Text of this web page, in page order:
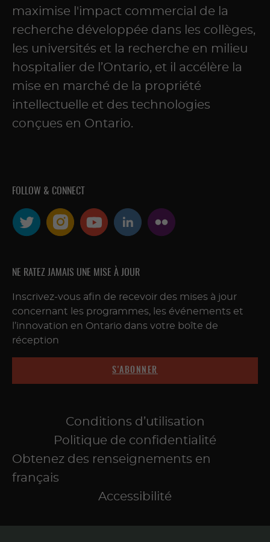
maximise l'impact commercial de la
recherche développée dans les collèges,
les universités et la recherche en milieu
hospitalier de l’Ontario, et il accélère la
mise en marché de la propriété
intellectuelle et des technologies
conçues en Ontario.
FOLLOW & CONNECT
NE RATEZ JAMAIS UNE MISE À JOUR
Inscrivez-vous afin de recevoir des mises à jour
concernant les programmes, les événements et
l’innovation en Ontario dans votre boîte de
réception
S'ABONNER
Conditions d’utilisation
Politique de confidentialité
Obtenez des renseignements en
français
Accessibilité